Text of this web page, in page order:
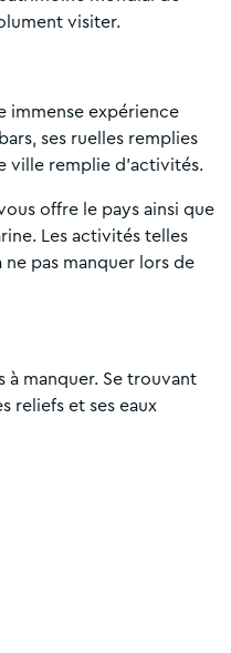
visiter.
immense expérience
ses ruelles remplies
ville remplie d’activités.
offre le pays ainsi que
Les activités telles
pas manquer lors de
à manquer. Se trouvant
reliefs et ses eaux